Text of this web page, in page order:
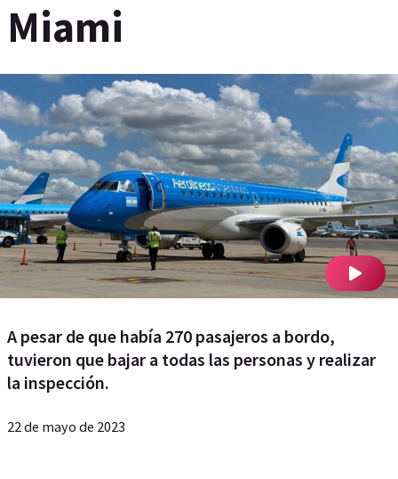
Miami
A pesar de que había 270 pasajeros a bordo,
tuvieron que bajar a todas las personas y realizar
la inspección.
22 de mayo de 2023